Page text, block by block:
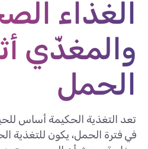
الغذاء
والمغذّي
الحمل
تعد التغذية الحكيمة أساس
في فترة الحمل، يكون للتغذية